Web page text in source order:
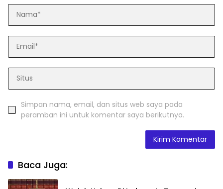
Simpan nama, email, dan situs web saya pada
peramban ini untuk komentar saya berikutnya.
Baca Juga: